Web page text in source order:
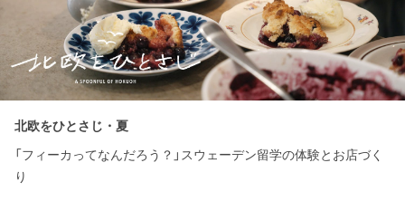
北欧をひとさじ・夏
「フィーカってなんだろう？」スウェーデン留学の体験とお店づく
り